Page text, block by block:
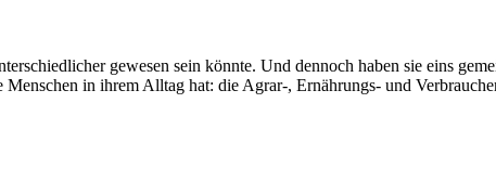
gewesen sein könnte. Und dennoch haben sie eins
in ihrem Alltag hat: die Agrar-, Ernährungs- und